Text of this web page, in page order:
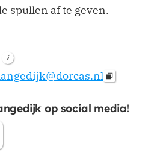
spullen af te geven.
i
op social media!